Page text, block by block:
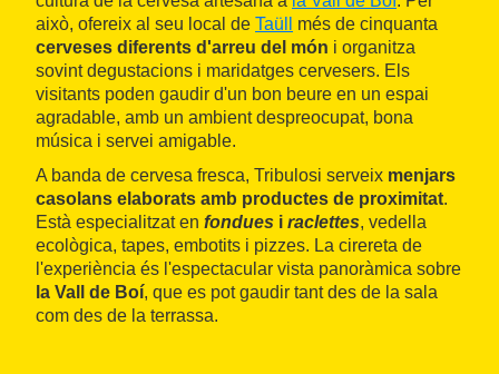
això, ofereix al seu local de Taüll
més de cinquanta
cerveses diferents d'arreu del món i organitza
sovint degustacions i maridatges cervesers. Els
visitants poden gaudir d'un bon beure en un espai
agradable, amb un ambient despreocupat, bona
música i servei amigable.
A banda de cervesa fresca, Tribulosi serveix menjars
casolans elaborats amb productes de proximitat.
Està especialitzat en fondues i raclettes, vedella
ecològica, tapes, embotits i pizzes. La cirereta de
l'experiència és l'espectacular vista panoràmica sobre
la Vall de Boí, que es pot gaudir tant des de la sala
com des de la terrassa.